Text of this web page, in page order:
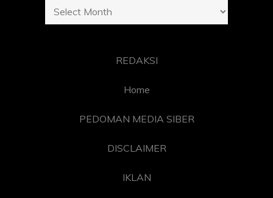
Archives
REDAKSI
Home
PEDOMAN MEDIA SIBER
DISCLAIMER
IKLAN